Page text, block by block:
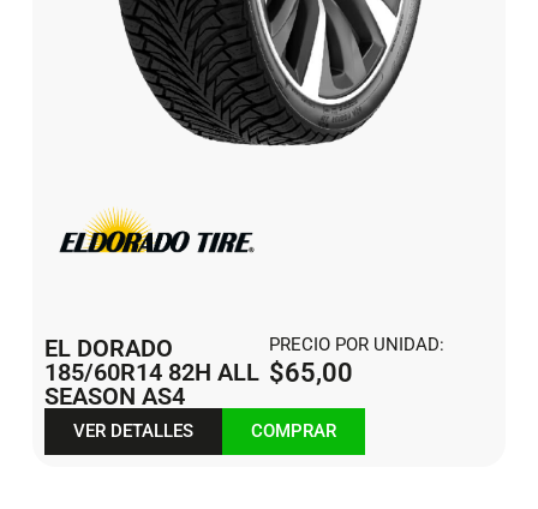
EL DORADO
185/60R14 82H ALL
SEASON AS4
PRECIO POR UNIDAD:
$65,00
VER DETALLES COMPRAR